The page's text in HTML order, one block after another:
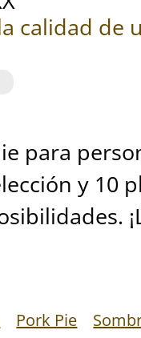
calidad de
para
y 10
Pork Pie